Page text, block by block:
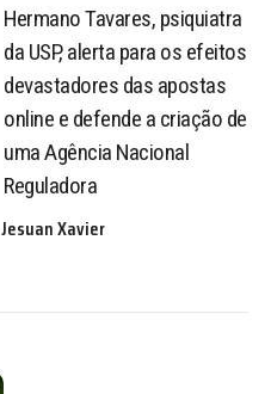
Hermano Tavares, psiquiatra
da USP, alerta para os efeitos
devastadores das apostas
online e defende a criação de
uma Agência Nacional
Reguladora
Jesuan Xavier